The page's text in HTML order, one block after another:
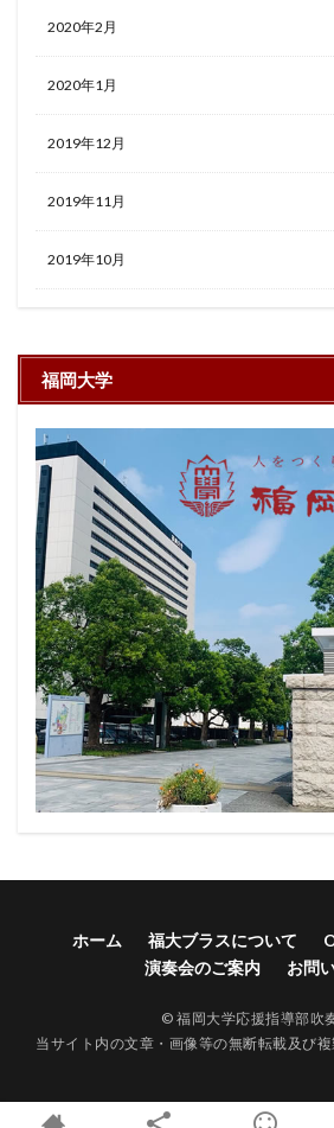
2020年2月
2020年1月
2019年12月
2019年11月
2019年10月
福岡大学
ホーム 福大ブラスについて
演奏会のご案内
お問
© 福岡大学応援指導部吹